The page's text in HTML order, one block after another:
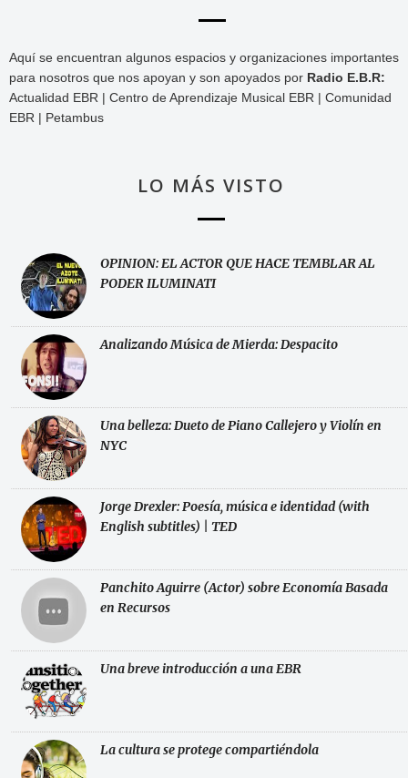
Aquí se encuentran algunos espacios y organizaciones importantes
para nosotros que nos apoyan y son apoyados por Radio E.B.R:
Actualidad EBR | Centro de Aprendizaje Musical EBR | Comunidad
EBR | Petambus
LO MÁS VISTO
OPINION: EL ACTOR QUE HACE TEMBLAR AL
PODER ILUMINATI
Analizando Música de Mierda: Despacito
Una belleza: Dueto de Piano Callejero y Violín en
NYC
Jorge Drexler: Poesía, música e identidad (with
English subtitles) | TED
Panchito Aguirre (Actor) sobre Economía Basada
en Recursos
Una breve introducción a una EBR
La cultura se protege compartiéndola